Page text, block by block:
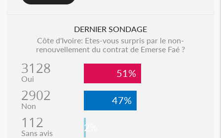
DERNIER SONDAGE
Côte d'Ivoire: Etes-vous surpris par le non-
renouvellement du contrat de Emerse Faé ?
3128
Oui 51%
2902
Non 47%
112
Sans avis 2%